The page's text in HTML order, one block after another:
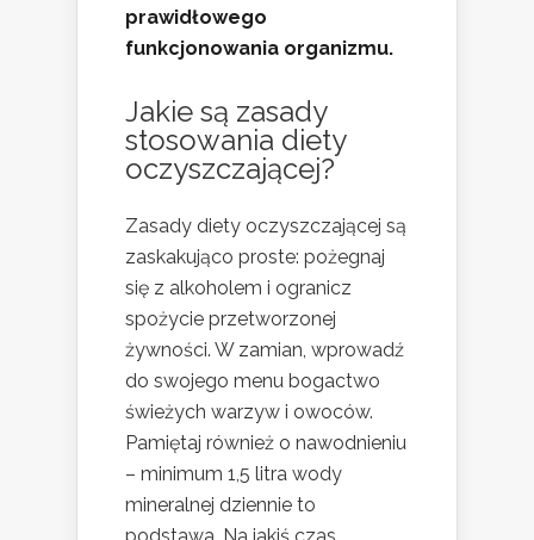
prawidłowego
funkcjonowania organizmu.
Jakie są zasady
stosowania diety
oczyszczającej?
Zasady diety oczyszczającej są
zaskakująco proste: pożegnaj
się z alkoholem i ogranicz
spożycie przetworzonej
żywności. W zamian, wprowadź
do swojego menu bogactwo
świeżych warzyw i owoców.
Pamiętaj również o nawodnieniu
– minimum 1,5 litra wody
mineralnej dziennie to